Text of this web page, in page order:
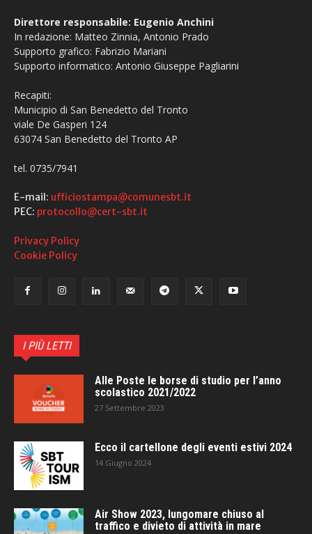
Direttore responsabile: Eugenio Anchini
In redazione: Matteo Zinnia, Antonio Prado
Supporto grafico: Fabrizio Mariani
Supporto informatico: Antonio Giuseppe Pagliarini
Recapiti:
Municipio di San Benedetto del Tronto
viale De Gasperi 124
63074 San Benedetto del Tronto AP
tel. 0735/7941
E-mail: ufficiostampa@comunesbt.it
PEC: protocollo@cert-sbt.it
Privacy Policy
Cookie Policy
I PIÙ LETTI
Alle Poste le borse di studio per l’anno
scolastico 2021/2022
27 Settembre 2023
Ecco il cartellone degli eventi estivi 2024
14 Giugno 2024
Air Show 2023, lungomare chiuso al
traffico e divieto di attività in mare